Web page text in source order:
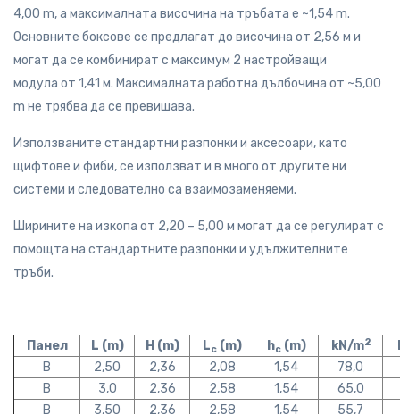
4,00 m, а максималната височина на тръбата е ~1,54 m.
Основните боксове се предлагат до височина от 2,56 м и
могат да се комбинират с максимум 2 настройващи
модула от 1,41 м. Максималната работна дълбочина от ~5,00
m не трябва да се превишава.
Използваните стандартни разпонки и аксесоари, като
щифтове и фиби, се използват и в много от другите ни
системи и следователно са взаимозаменяеми.
Ширините на изкопа от 2,20 – 5,00 м могат да се регулират с
помощта на стандартните разпонки и удължителните
тръби.
Панел L (m) H (m) Lc(m) hc(m) kN/m2
B
2,50 2,36 2,08 1,54
78,0
B
3,0 2,36 2,58 1,54
65,0
B
3,50 2,36 2,58 1,54 55,7